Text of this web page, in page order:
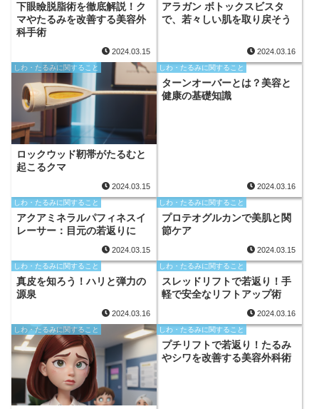
下眼瞼脱脂術を徹底解説！ク
マやたるみを改善する美容外
科手術
2024.03.15
アラガン ボトックスビスタ
で、若々しい肌を取り戻そう
2024.03.16
しわ・たるみに関すること
ロックウッド靭帯がたるむと
起こるクマ
2024.03.15
しわ・たるみに関すること
ターンオーバーとは？美容と
健康の基礎知識
2024.03.16
しわ・たるみに関すること
アクアミネラルパフィネスイ
レーサー：目元の若返りに
2024.03.15
しわ・たるみに関すること
プロテオグルカンで美肌と関
節ケア
2024.03.15
しわ・たるみに関すること
真皮を知ろう！ハリと弾力の
源泉
2024.03.16
しわ・たるみに関すること
スレッドリフトで若返り！手
軽で安全なリフトアップ術
2024.03.16
しわ・たるみに関すること しわ・たるみに関すること
プチリフトで若返り！たるみ
やシワを改善する美容外科術